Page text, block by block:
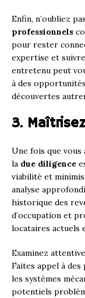
Enfin, n’oubliez
professionnels
pour rester
expertise et
entretenu peut
à des
découvertes
3.
Une fois que
la due diligence
viabilité et
analyse
historique des
d’occupation et
locataires actuels
Examinez
Faites appel à
les systèmes
potentiels